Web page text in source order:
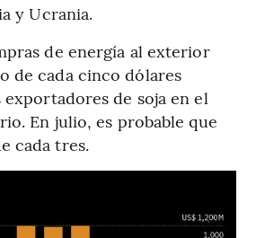
y Ucrania.
de energía al exterior
de cada cinco dólares
de soja en el
En julio, es probable que
cada tres.